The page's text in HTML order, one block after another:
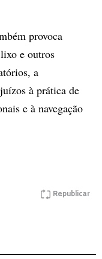
provoca
e outros
a
à prática de
e à navegação
Republicar